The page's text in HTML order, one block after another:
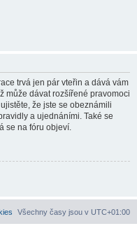
trvá jen pár vteřin a dává vám
může dávat rozšířené pravomoci
že jste se obeznámili
a ujednáními. Také se
se na fóru objeví.
Všechny časy jsou v UTC+01:00